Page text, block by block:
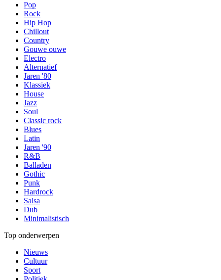
Pop
Rock
Hip Hop
Chillout
Country
Gouwe ouwe
Electro
Alternatief
Jaren '80
Klassiek
House
Jazz
Soul
Classic rock
Blues
Latin
Jaren '90
R&B
Balladen
Gothic
Punk
Hardrock
Salsa
Dub
Minimalistisch
Top onderwerpen
Nieuws
Cultuur
Sport